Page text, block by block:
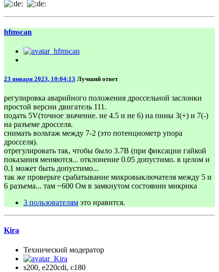
hfmscаn
23 января 2023, 10:04:13 Лучший ответ
регулировка аварийного положения дроссельной заслонки
простой версии двигатель 111.
подать 5V(точное значение. не 4.5 и не 6) на пины 3(+) и 7(-)
на разъеме дросселя.
снимать вольтаж между 7-2 (это потенциометр упора
дросселя).
отрегулировать так, чтобы было 3.7В (при фиксации гайкой
показания меняются... отклонение 0.05 допустимо. в целом и
0.1 может быть допустимо...
так же проверьте срабатывание микровыключателя между 5 и
6 разъема... там ~600 Ом в замкнутом состоянии микрика
3 пользователям это нравится.
Kira
Технический модератор
s200, е220cdi, с180